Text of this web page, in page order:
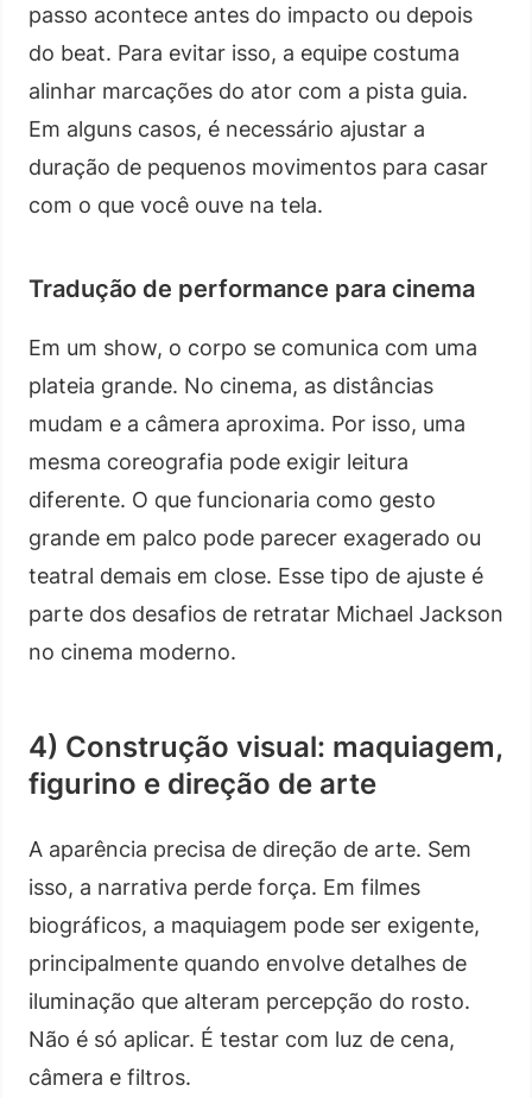
passo acontece antes do impacto ou depois
do beat. Para evitar isso, a equipe costuma
alinhar marcações do ator com a pista guia.
Em alguns casos, é necessário ajustar a
duração de pequenos movimentos para casar
com o que você ouve na tela.
Tradução de performance para cinema
Em um show, o corpo se comunica com uma
plateia grande. No cinema, as distâncias
mudam e a câmera aproxima. Por isso, uma
mesma coreografia pode exigir leitura
diferente. O que funcionaria como gesto
grande em palco pode parecer exagerado ou
teatral demais em close. Esse tipo de ajuste é
parte dos desafios de retratar Michael Jackson
no cinema moderno.
4) Construção visual: maquiagem,
figurino e direção de arte
A aparência precisa de direção de arte. Sem
isso, a narrativa perde força. Em filmes
biográficos, a maquiagem pode ser exigente,
principalmente quando envolve detalhes de
iluminação que alteram percepção do rosto.
Não é só aplicar. É testar com luz de cena,
câmera e filtros.